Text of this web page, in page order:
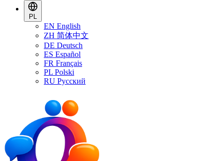
PL
EN English
ZH 简体中文
DE Deutsch
ES Español
FR Français
PL Polski
RU Русский